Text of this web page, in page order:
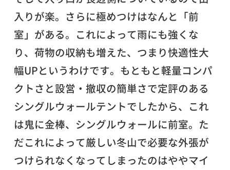
入りが楽。さらに極めつけはなんと「前
室」がある。これによって雨にも強くな
り、荷物の収納も増えた、つまり快適性大
幅UPというわけです。もともと軽量コンパ
クトさと設営・撤収の簡単さで定評のある
シングルウォールテントでしたから、これ
は鬼に金棒、シングルウォールに前室。た
だこれによって厳しい冬山で必要な外張が
つけられなくなってしまったのはややマイ